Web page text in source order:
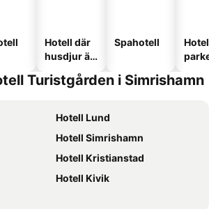
Hotell där
husdjur är
Spahotell
Turistgården i Simrishamn
Hotell Lund
Hotell Simrishamn
Hotell Kristianstad
Hotell Kivik